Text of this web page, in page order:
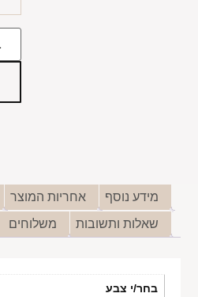
מידע נוסף אחריות המוצר
שאלות ותשובות
משלוחים
בחר/י צבע